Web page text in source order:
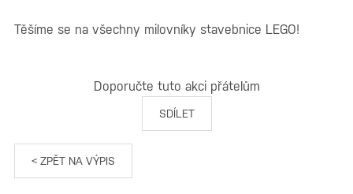
Těšíme se na všechny milovníky stavebnice LEGO!
Doporučte tuto akci přátelům
SDÍLET
< ZPĚT NA VÝPIS